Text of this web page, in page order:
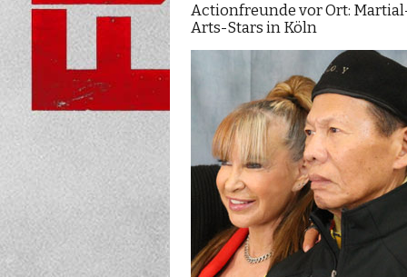
Actionfreunde vor Ort:
Arts-Stars in Köln